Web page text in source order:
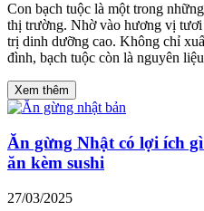
Con bạch tuộc là một trong
thị trường. Nhờ vào hương vị
trị dinh dưỡng cao. Không chỉ
đình, bạch tuộc còn là nguyên
Xem thêm
Ăn gừng Nhật có lợi ích
ăn kèm sushi
27/03/2025